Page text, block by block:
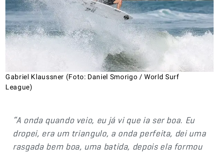
Gabriel Klaussner (Foto: Daniel Smorigo / World Surf
League)
“A onda quando veio, eu já vi que ia ser boa. Eu
dropei, era um triangulo, a onda perfeita, dei uma
rasgada bem boa, uma batida, depois ela formou